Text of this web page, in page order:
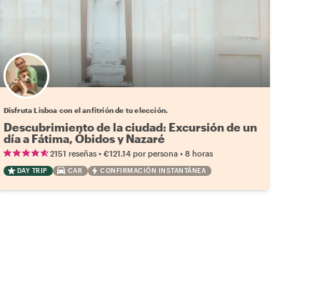
Elige tu local favorito
Disfruta Lisboa con el anfitrión de tu elección.
Descubrimiento de la ciudad: Excursión de un
día a Fátima, Óbidos y Nazaré
2151 reseñas• €121.14 por persona• 8 horas
DAY TRIP CAR CONFIRMACIÓN INSTANTÁNEA